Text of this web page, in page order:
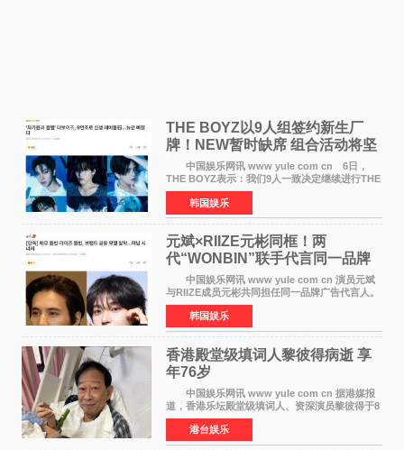
THE BOYZ以9人组签约新生厂
牌！NEW暂时缺席 组合活动将坚
定不移继续
中国娱乐网讯 www yule com cn 6日，
THE BOYZ表示：我们9人一致决定继续进行THE
BOYZ组合活动，并且已经完成了组合团体活动
签约。目前正在新生厂牌下进行活动准备。尚未
离开THE BOYZ原所
韩国娱乐
元斌×RIIZE元彬同框！两
代“WONBIN”联手代言同一品牌
颜值天花板合体
中国娱乐网讯 www yule com cn 演员元斌
与RIIZE成员元彬共同担任同一品牌广告代言人。
6日据独家报道，继演员元斌之后，RIIZE元彬最
近也被选为某在线中介平台A公司的共同广告代言
人，两人将作
韩国娱乐
香港殿堂级填词人黎彼得病逝 享
年76岁​
中国娱乐网讯 www yule com cn 据港媒报
道，香港乐坛殿堂级填词人、资深演员黎彼得于8
月5日上午因病离世，终年76岁。好友钟志光透
露，黎彼得今年3月中风后便卧床休养，身体机能
持续衰退，最
港台娱乐